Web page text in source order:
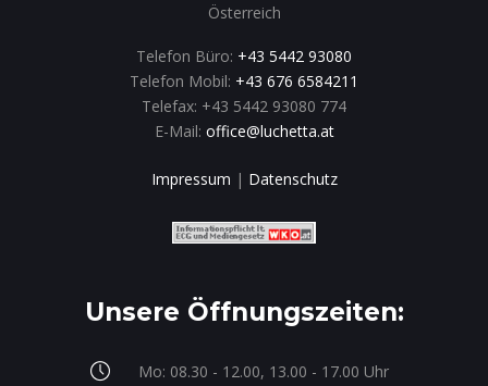
Österreich
Telefon Büro: +43 5442 93080
Telefon Mobil: +43 676 6584211
Telefax: +43 5442 93080 774
E-Mail: office@luchetta.at
Impressum | Datenschutz
Unsere Öffnungszeiten:
Mo: 08.30 - 12.00, 13.00 - 17.00 Uhr